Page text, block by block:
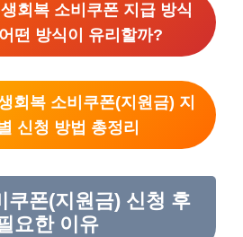
회복 소비쿠폰 지급 방식
떤 방식이 유리할까?
회복 소비쿠폰(지원금) 지
신청 방법 총정리
쿠폰(지원금) 신청 후
요한 이유